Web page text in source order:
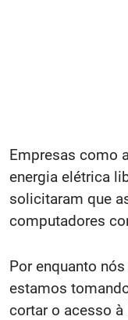
Empresas como
energia elétrica
solicitaram que
computadores
Por enquanto
estamos
cortar o acesso